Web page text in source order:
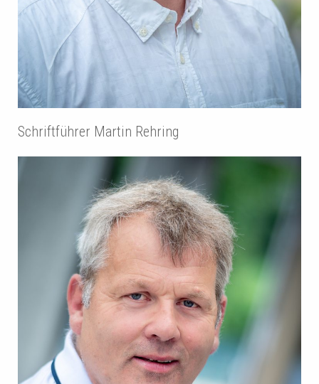
Schriftführer Martin Rehring